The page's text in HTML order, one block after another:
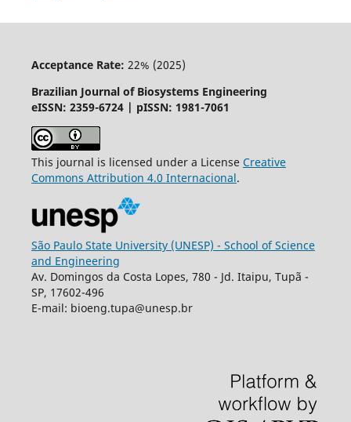
Acceptance Rate: 22% (2025)
Brazilian Journal of Biosystems Engineering
eISSN: 2359-6724 | pISSN: 1981-7061
This journal is licensed under a License Creative
Commons Attribution 4.0 Internacional.
São Paulo State University (UNESP) - School of Science
and Engineering
Av. Domingos da Costa Lopes, 780 - Jd. Itaipu, Tupã -
SP, 17602-496
E-mail: bioeng.tupa@unesp.br